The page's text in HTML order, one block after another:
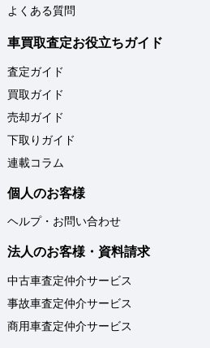
よくある質問
車買取査定お役立ちガイド
査定ガイド
買取ガイド
売却ガイド
下取りガイド
連載コラム
個人のお客様
ヘルプ・お問い合わせ
法人のお客様・資料請求
中古車査定仲介サービス
事故車査定仲介サービス
商用車査定仲介サービス